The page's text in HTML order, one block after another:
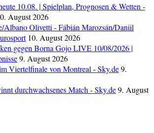
10.08. | Spielplan, Prognosen & Wetten -
August 2026
Albano Olivetti - Fábián Marozsán/Daniil
10. August 2026
gegen Borna Gojo LIVE 10/08/2026 |
9. August 2026
Viertelfinale von Montreal - Sky.de9.
durchwachsenes Match - Sky.de9. August